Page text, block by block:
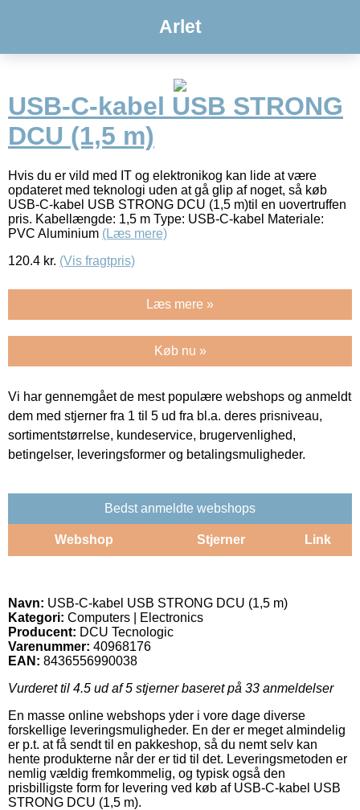
Arlet
USB-C-kabel USB STRONG
DCU (1,5 m)
Hvis du er vild med IT og elektronikog kan lide at være
opdateret med teknologi uden at gå glip af noget, så køb
USB-C-kabel USB STRONG DCU (1,5 m)til en uovertruffen
pris. Kabellængde: 1,5 m Type: USB-C-kabel Materiale:
PVC Aluminium (Læs mere)
120.4 kr. (Vis fragtpris)
Læs mere »
Køb nu »
Vi har gennemgået de mest populære webshops og anmeldt
dem med stjerner fra 1 til 5 ud fra bl.a. deres prisniveau,
sortimentstørrelse, kundeservice, brugervenlighed,
betingelser, leveringsformer og betalingsmuligheder.
Bedst anmeldte webshops
Webshop Stjerner Link
Navn: USB-C-kabel USB STRONG DCU (1,5 m)
Kategori: Computers | Electronics
Producent: DCU Tecnologic
Varenummer: 40968176
EAN: 8436556990038
Vurderet til 4.5 ud af 5 stjerner baseret på 33 anmeldelser
En masse online webshops yder i vore dage diverse
forskellige leveringsmuligheder. En der er meget almindelig
er p.t. at få sendt til en pakkeshop, så du nemt selv kan
hente produkterne når der er tid til det. Leveringsmetoden er
nemlig vældig fremkommelig, og typisk også den
prisbilligste form for levering ved køb af USB-C-kabel USB
STRONG DCU (1,5 m).